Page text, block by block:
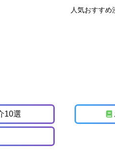
人気おすすめ
10選